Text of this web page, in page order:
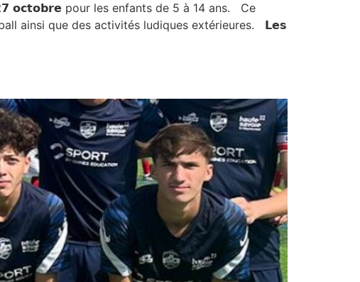
𝗼𝗰𝘁𝗼𝗯𝗿𝗲 pour les enfants de 5 à 14 ans. Ce
ainsi que des activités ludiques extérieures. 𝗟𝗲𝘀